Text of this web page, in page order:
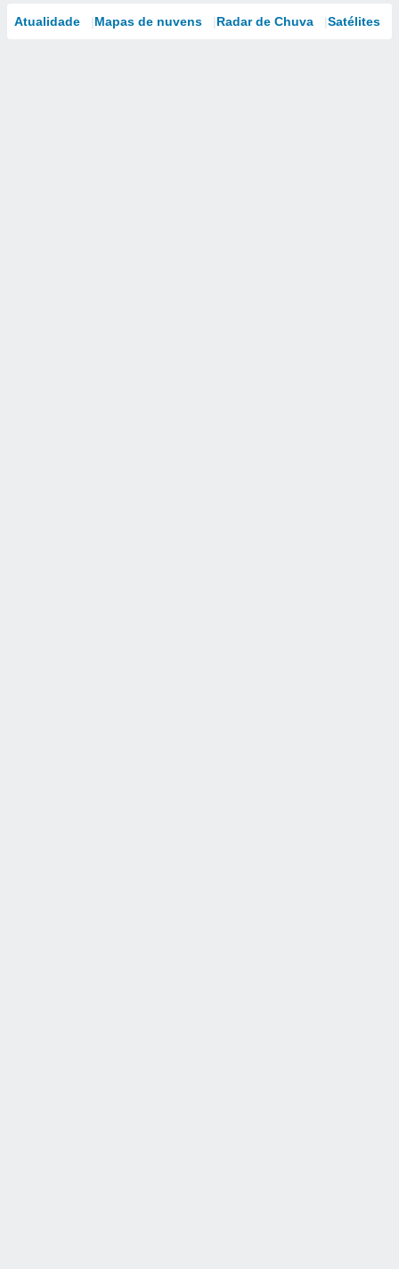
Atualidade Mapas de nuvens Radar de Chuva Satélites